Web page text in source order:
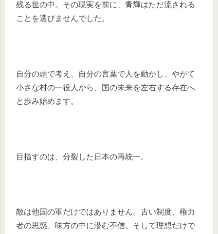
残る世の中。その現実を前に、青輝はただ流される
ことを選びませんでした。
自分の頭で考え、自分の言葉で人を動かし、やがて
小さな村の一役人から、国の未来を左右する存在へ
と歩み始めます。
目指すのは、分裂した日本の再統一。
敵は他国の軍だけではありません。古い制度、権力
者の思惑、味方の中に潜む不信、そして理想だけで